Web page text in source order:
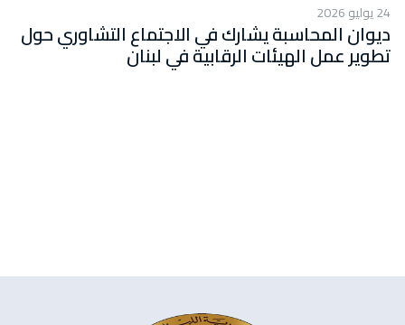
24 يوليو 2026
ديوان المحاسبة يشارك في الاجتماع التشاوري حول
تطوير عمل الهيئات الرقابية في لبنان